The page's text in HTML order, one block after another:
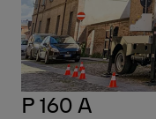
P 160 A